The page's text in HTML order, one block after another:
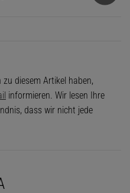
diesem Artikel haben,
informieren. Wir lesen Ihre
dass wir nicht jede